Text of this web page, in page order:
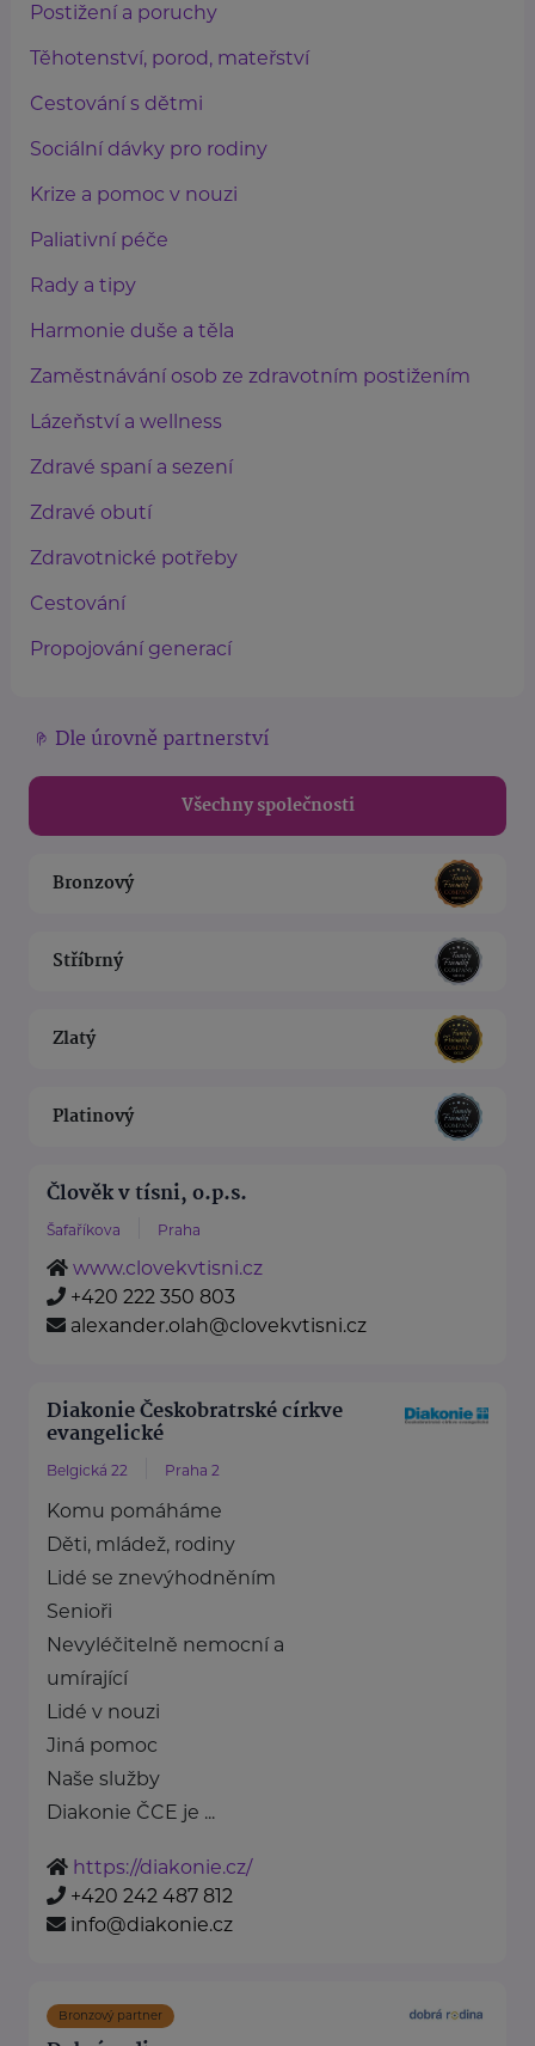
Postižení a poruchy
Těhotenství, porod, mateřství
Cestování s dětmi
Sociální dávky pro rodiny
Krize a pomoc v nouzi
Paliativní péče
Rady a tipy
Harmonie duše a těla
Zaměstnávání osob ze zdravotním postižením
Lázeňství a wellness
Zdravé spaní a sezení
Zdravé obutí
Zdravotnické potřeby
Cestování
Propojování generací
Dle úrovně partnerství
Všechny společnosti
Bronzový
Stříbrný
Zlatý
Platinový
Člověk v tísni, o.p.s.
Šafaříkova Praha
www.clovekvtisni.cz
+420 222 350 803
alexander.olah@clovekvtisni.cz
Diakonie Českobratrské církve
evangelické
Belgická 22 Praha 2
Komu pomáháme
Děti, mládež, rodiny
Lidé se znevýhodněním
Senioři
Nevyléčitelně nemocní a
umírající
Lidé v nouzi
Jiná pomoc
Naše služby
Diakonie ČCE je ...
https://diakonie.cz/
+420 242 487 812
info@diakonie.cz
Bronzový partner